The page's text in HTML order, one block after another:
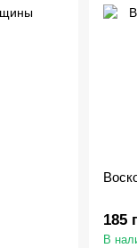
185
В